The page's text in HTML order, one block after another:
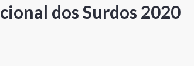
dos Surdos 2020